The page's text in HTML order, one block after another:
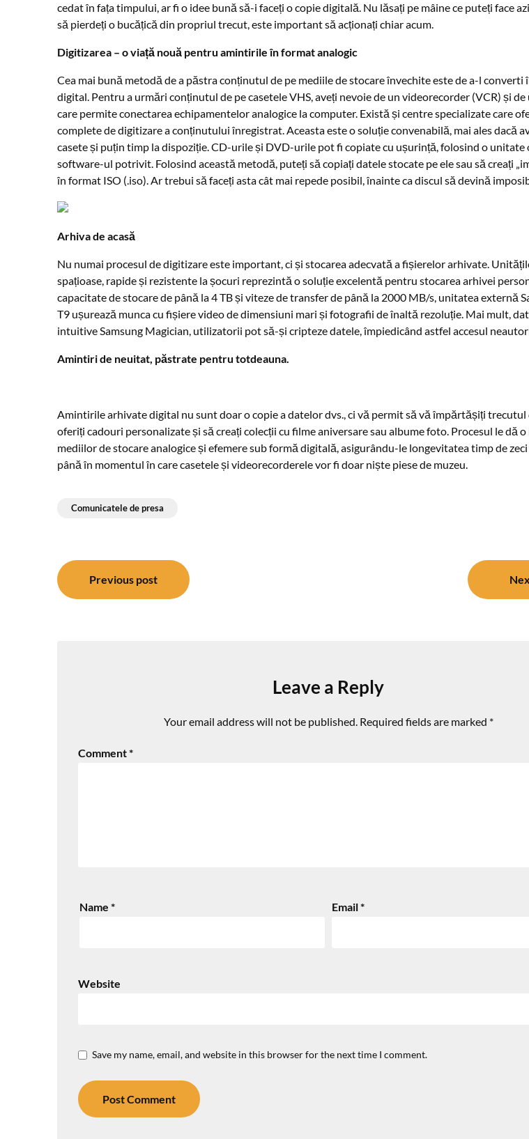
cedat în fața timpului, ar fi o idee bună să-i faceți o copie digitală. Nu lăsați pe mâine ce puteți face
să pierdeți o bucățică din propriul trecut, este important să acționați chiar acum.
Digitizarea – o viață nouă pentru amintirile în format analogic
Cea mai bună metodă de a păstra conținutul de pe mediile de stocare învechite este de a-l converti
digital. Pentru a urmări conținutul de pe casetele VHS, aveți nevoie de un videorecorder (VCR) și
care permite conectarea echipamentelor analogice la computer. Există și centre specializate care
complete de digitizare a conținutului înregistrat. Aceasta este o soluție convenabilă, mai ales dacă
casete și puțin timp la dispoziție. CD-urile și DVD-urile pot fi copiate cu ușurință, folosind o unitate
software-ul potrivit. Folosind această metodă, puteți să copiați datele stocate pe ele sau să creați
în format ISO (.iso). Ar trebui să faceți asta cât mai repede posibil, înainte ca discul să devină
Arhiva de acasă
Nu numai procesul de digitizare este important, ci și stocarea adecvată a fișierelor arhivate.
spațioase, rapide și rezistente la șocuri reprezintă o soluție excelentă pentru stocarea arhivei
capacitate de stocare de până la 4 TB și viteze de transfer de până la 2000 MB/s, unitatea externă
T9 ușurează munca cu fișiere video de dimensiuni mari și fotografii de înaltă rezoluție. Mai mult,
intuitive Samsung Magician, utilizatorii pot să-și cripteze datele, împiedicând astfel accesul
Amintiri de neuitat, păstrate pentru totdeauna.
Amintirile arhivate digital nu sunt doar o copie a datelor dvs., ci vă permit să vă împărtășiți trecutul
oferiți cadouri personalizate și să creați colecții cu filme aniversare sau albume foto. Procesul le dă
mediilor de stocare analogice și efemere sub formă digitală, asigurându-le longevitatea timp de zeci
până în momentul în care casetele și videorecorderele vor fi doar niște piese de muzeu.
Comunicatele de presa
Post
navigation
Previous post
Leave a Reply
Your email address will not be published. Required fields are marked *
Comment*
Name* Email*
Website
Save my name, email, and website in this browser for the next time I comment.